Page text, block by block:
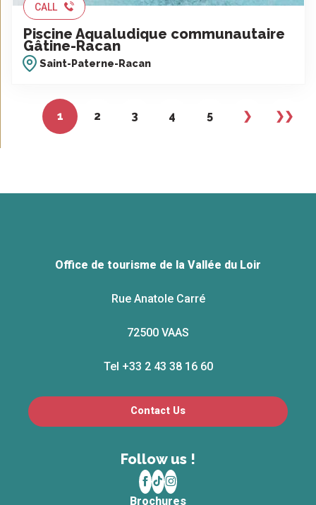
CALL
Piscine Aqualudique communautaire
Gâtine-Racan
Saint-Paterne-Racan
1 2 3 4 5 ❯ ❯❯
Office de tourisme de la Vallée du Loir
Rue Anatole Carré
72500 VAAS
Tel +33 2 43 38 16 60
Contact Us
Follow us !
Brochures